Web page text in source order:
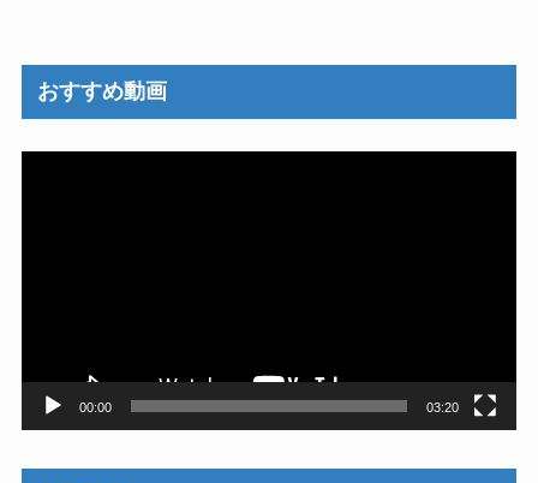
おすすめ動画
00:00 03:20